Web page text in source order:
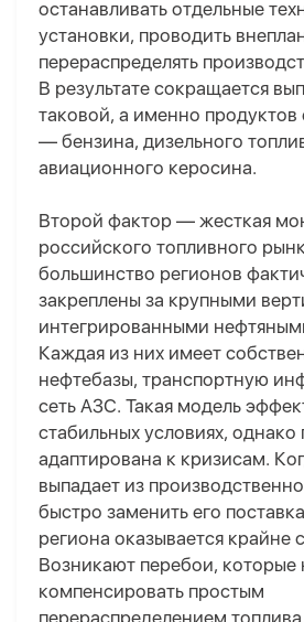
останавливать отдельные
установки, проводить
перераспределять
В результате сокращается
таковой, а именно продуктов
— бензина, дизельного
авиационного керосина.
Второй фактор — жесткая
российского топливного
большинство регионов
закреплены за крупными
интегрированными
Каждая из них имеет
нефтебазы, транспортную
сеть АЗС. Такая модель
стабильных условиях, однако
адаптирована к кризисам.
выпадает из
быстро заменить его
региона оказывается крайне
Возникают перебои,
компенсировать простым